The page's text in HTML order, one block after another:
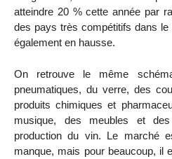
atteindre 20 % cette année par
des pays très compétitifs dans le
également en hausse.
On retrouve le même
pneumatiques, du verre, des
produits chimiques et
musique, des meubles et
production du vin. Le marché
manque, mais pour beaucoup, il